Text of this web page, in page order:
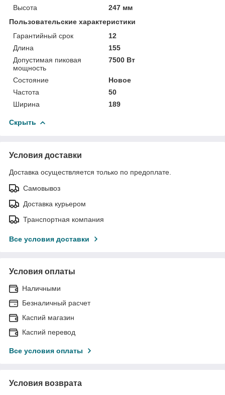
Высота
247 мм
Пользовательские характеристики
Гарантийный срок
12
Длина
155
Допустимая пиковая
мощность
7500 Вт
Состояние
Новое
Частота
50
Ширина
189
Скрыть
Условия доставки
Доставка осуществляется только по предоплате.
Самовывоз
Доставка курьером
Транспортная компания
Все условия доставки
Условия оплаты
Наличными
Безналичный расчет
Каспий магазин
Каспий перевод
Все условия оплаты
Условия возврата